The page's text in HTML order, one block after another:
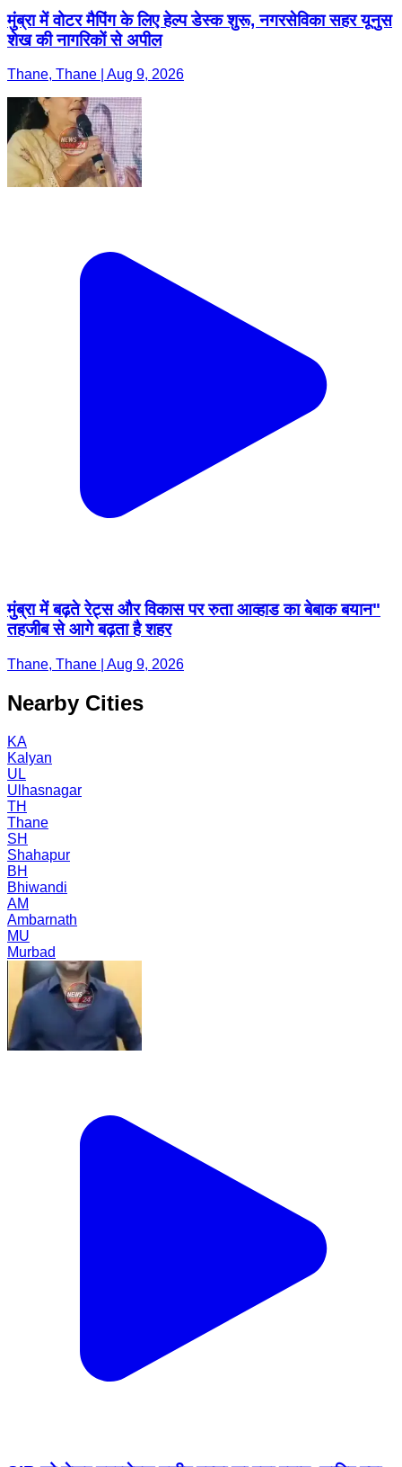
मुंब्रा में वोटर मैपिंग के लिए हेल्प डेस्क शुरू, नगरसेविका सहर यूनुस
शेख की नागरिकों से अपील
Thane, Thane | Aug 9, 2026
मुंब्रा में बढ़ते रेट्स और विकास पर रुता आव्हाड का बेबाक बयान"
तहजीब से आगे बढ़ता है शहर
Thane, Thane | Aug 9, 2026
Nearby Cities
KA
Kalyan
UL
Ulhasnagar
TH
Thane
SH
Shahapur
BH
Bhiwandi
AM
Ambarnath
MU
Murbad